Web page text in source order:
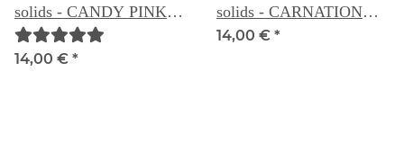
solids - CANDY PINK
028
14,00 € *
solids - CARNATION
028A
14,00 € *